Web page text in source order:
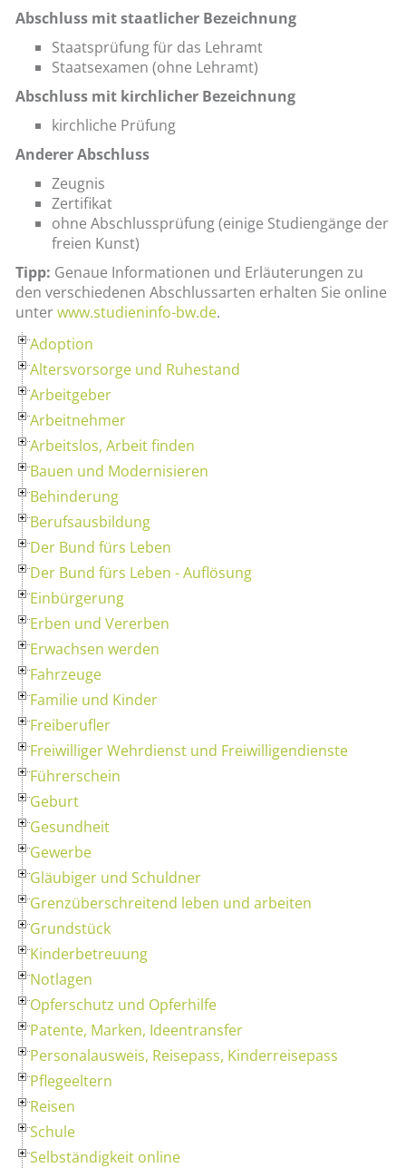
Abschluss mit staatlicher Bezeichnung
Staatsprüfung für das Lehramt
Staatsexamen (ohne Lehramt)
Abschluss mit kirchlicher Bezeichnung
kirchliche Prüfung
Anderer Abschluss
Zeugnis
Zertifikat
ohne Abschlussprüfung (einige Studiengänge der
freien Kunst)
Tipp: Genaue Informationen und Erläuterungen zu
den verschiedenen Abschlussarten erhalten Sie online
unterwww.studieninfo-bw.de.
Adoption
Altersvorsorge und Ruhestand
Arbeitgeber
Arbeitnehmer
Arbeitslos, Arbeit finden
Bauen und Modernisieren
Behinderung
Berufsausbildung
Der Bund fürs Leben
Der Bund fürs Leben - Auflösung
Einbürgerung
Erben und Vererben
Erwachsen werden
Fahrzeuge
Familie und Kinder
Freiberufler
Freiwilliger Wehrdienst und Freiwilligendienste
Führerschein
Geburt
Gesundheit
Gewerbe
Gläubiger und Schuldner
Grenzüberschreitend leben und arbeiten
Grundstück
Kinderbetreuung
Notlagen
Opferschutz und Opferhilfe
Patente, Marken, Ideentransfer
Personalausweis, Reisepass, Kinderreisepass
Pflegeeltern
Reisen
Schule
Selbständigkeit online